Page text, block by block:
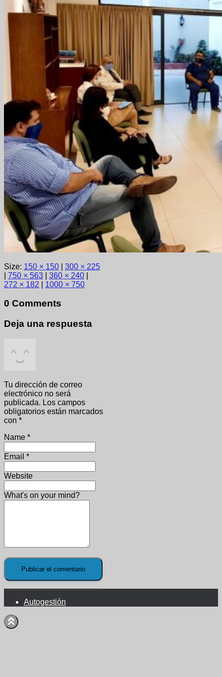
Size: 150 × 150
300 × 225
750 × 563 360 × 240
272 × 182
1000 × 750
0 Comments
Deja una respuesta
Tu dirección de correo
electrónico no será
publicada. Los campos
obligatorios están marcados
con *
Name *
Email *
Website
What's on your mind?
Autogestión